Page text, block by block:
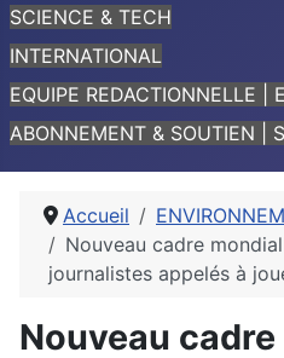
SCIENCE & TECH
INTERNATIONAL
EQUIPE REDACTIONNELLE |
ABONNEMENT & SOUTIEN
Accueil
Nouveau cadre
journalistes appelés à
Nouveau